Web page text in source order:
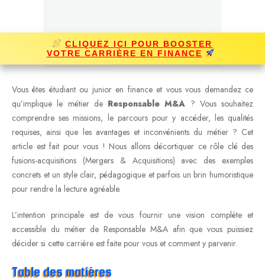
CLIQUEZ ICI POUR BOOSTER
VOTRE CARRIÈRE EN FINANCE
Vous êtes étudiant ou junior en finance et vous vous demandez ce
qu’implique le métier de Responsable M&A ? Vous souhaitez
comprendre ses missions, le parcours pour y accéder, les qualités
requises, ainsi que les avantages et inconvénients du métier ? Cet
article est fait pour vous ! Nous allons décortiquer ce rôle clé des
fusions-acquisitions (Mergers & Acquisitions) avec des exemples
concrets et un style clair, pédagogique et parfois un brin humoristique
pour rendre la lecture agréable.
L’intention principale est de vous fournir une vision complète et
accessible du métier de Responsable M&A afin que vous puissiez
décider si cette carrière est faite pour vous et comment y parvenir.
Table des matières